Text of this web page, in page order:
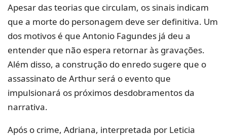
Apesar das teorias que circulam, os sinais indicam
que a morte do personagem deve ser definitiva. Um
dos motivos é que Antonio Fagundes já deu a
entender que não espera retornar às gravações.
Além disso, a construção do enredo sugere que o
assassinato de Arthur será o evento que
impulsionará os próximos desdobramentos da
narrativa.
Após o crime, Adriana, interpretada por Leticia